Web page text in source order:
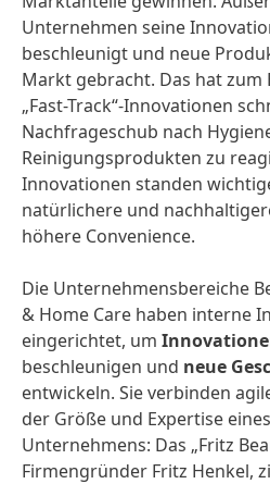
Unternehmen seine
beschleunigt und neue
Markt gebracht. Das hat zum
„Fast-Track“-Innovationen
Nachfrageschub nach
Reinigungsprodukten zu
Innovationen standen
natürlichere und
höhere Convenience.
Die Unternehmensbereiche
& Home Care haben interne
eingerichtet, um
beschleunigen und neue
entwickeln. Sie verbinden
der Größe und Expertise
Unternehmens: Das „Fritz
Firmengründer Fritz Henkel,